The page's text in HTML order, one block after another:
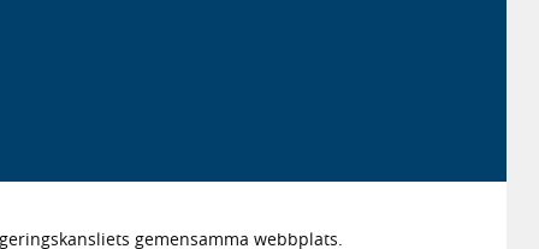
gemensamma webbplats.